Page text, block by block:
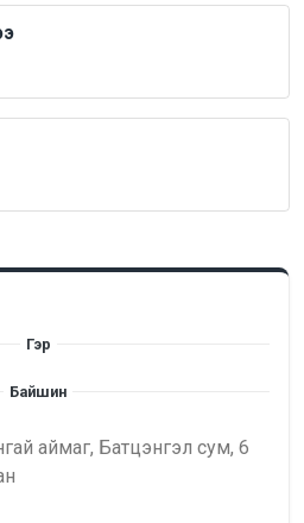
Гэр
Байшин
аймаг, Батцэнгэл сум, 6